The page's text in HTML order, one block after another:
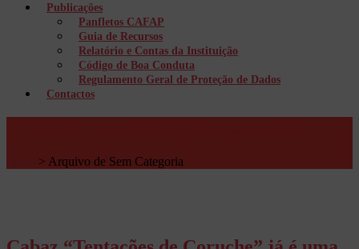
Publicações
Panfletos CAFAP
Guia de Recursos
Relatório e Contas da Instituição
Código de Boa Conduta
Regulamento Geral de Proteção de Dados
Contactos
> Arquivo de Sem Categoria